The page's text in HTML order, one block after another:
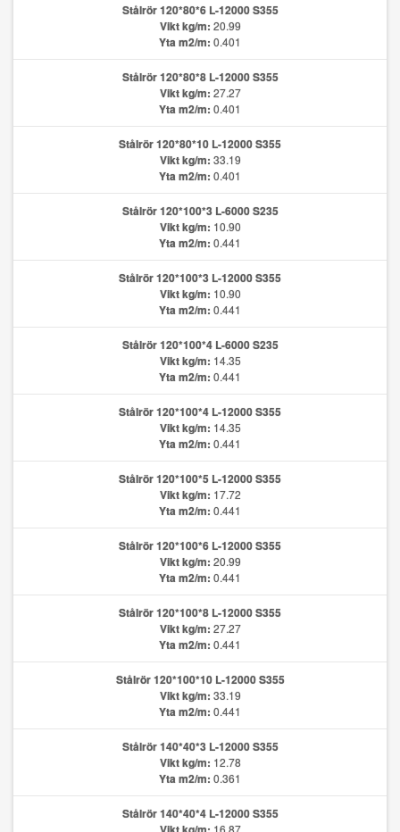
Stålrör 120*80*6 L-12000 S355
Vikt kg/m: 20.99
Yta m2/m: 0.401
Stålrör 120*80*8 L-12000 S355
Vikt kg/m: 27.27
Yta m2/m: 0.401
Stålrör 120*80*10 L-12000 S355
Vikt kg/m: 33.19
Yta m2/m: 0.401
Stålrör 120*100*3 L-6000 S235
Vikt kg/m: 10.90
Yta m2/m: 0.441
Stålrör 120*100*3 L-12000 S355
Vikt kg/m: 10.90
Yta m2/m: 0.441
Stålrör 120*100*4 L-6000 S235
Vikt kg/m: 14.35
Yta m2/m: 0.441
Stålrör 120*100*4 L-12000 S355
Vikt kg/m: 14.35
Yta m2/m: 0.441
Stålrör 120*100*5 L-12000 S355
Vikt kg/m: 17.72
Yta m2/m: 0.441
Stålrör 120*100*6 L-12000 S355
Vikt kg/m: 20.99
Yta m2/m: 0.441
Stålrör 120*100*8 L-12000 S355
Vikt kg/m: 27.27
Yta m2/m: 0.441
Stålrör 120*100*10 L-12000 S355
Vikt kg/m: 33.19
Yta m2/m: 0.441
Stålrör 140*40*3 L-12000 S355
Vikt kg/m: 12.78
Yta m2/m: 0.361
Stålrör 140*40*4 L-12000 S355
16.87